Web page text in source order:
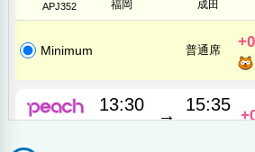
APJ352 福岡 成田
Minimum 普通席
13:30
→
15:35